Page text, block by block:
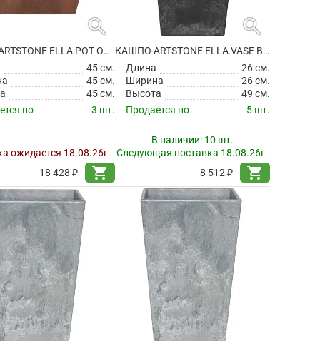
search
КАШПО ARTSTONE ELLA POT OAK
45 см.
45 см.
45 см.
по
3 шт.
ожидается 18.08.26г.
18 428 ₽
shopping_cart
search
КАШПО ARTSTONE ELLA VASE BLACK
Длина
26 см.
Ширина
26 см.
Высота
49 см.
Продается по
5 шт.
В наличии: 10 шт.
Следующая поставка 18.08.26г.
8 512 ₽
shopping_cart